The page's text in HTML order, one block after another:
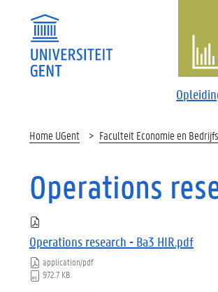
Home UGent Faculteit Economie en
Operations
Operations research - Ba3 HIR.pdf
application/pdf
972.7 KB